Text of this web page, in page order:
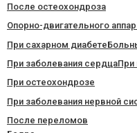
После остеохондроза
Опорно-двигательного
При сахарном диабете
При заболевания сердцаПри
При остеохондрозе
При заболевания нервной
После переломов